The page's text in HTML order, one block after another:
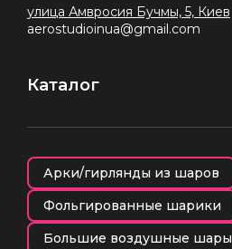
улица Амвросия Бучмы, 5, Киев
aerostudioinua@gmail.com
Каталог
Арки/гирлянды из шаров
Фольгированные шарики
Большие воздушные шары